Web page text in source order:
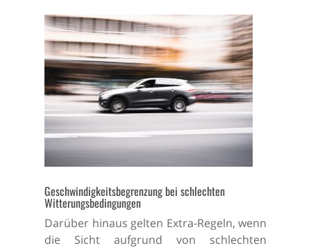
Geschwindigkeitsbegrenzung bei schlechten
Witterungsbedingungen
Darüber hinaus gelten Extra-Regeln, wenn
die Sicht aufgrund von schlechten